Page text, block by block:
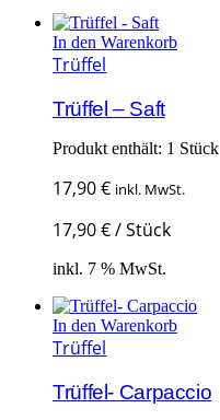
In den Warenkorb
Trüffel
Trüffel – Saft
Produkt enthält: 1 Stück
17,90€ inkl. MwSt.
17,90€/Stück
inkl. 7 % MwSt.
In den Warenkorb
Trüffel
Trüffel- Carpaccio